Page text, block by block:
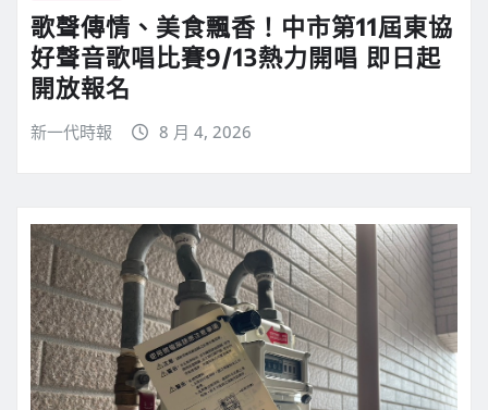
歌聲傳情、美食飄香！中市第11屆東協
好聲音歌唱比賽9/13熱力開唱 即日起
開放報名
新一代時報 8 月 4, 2026